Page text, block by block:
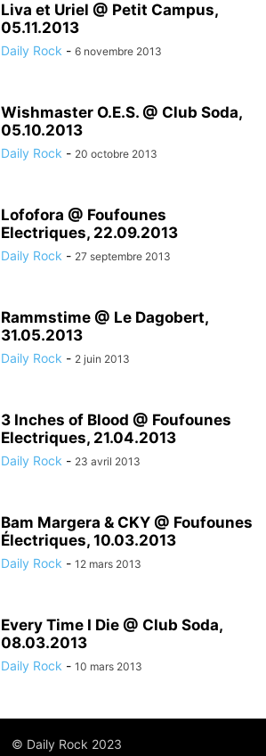
Liva et Uriel @ Petit Campus,
05.11.2013
Daily Rock - 6 novembre 2013
Wishmaster O.E.S. @ Club Soda,
05.10.2013
Daily Rock - 20 octobre 2013
Lofofora @ Foufounes
Electriques, 22.09.2013
Daily Rock - 27 septembre 2013
Rammstime @ Le Dagobert,
31.05.2013
Daily Rock - 2 juin 2013
3 Inches of Blood @ Foufounes
Electriques, 21.04.2013
Daily Rock - 23 avril 2013
Bam Margera & CKY @ Foufounes
Électriques, 10.03.2013
Daily Rock - 12 mars 2013
Every Time I Die @ Club Soda,
08.03.2013
Daily Rock - 10 mars 2013
© Daily Rock 2023